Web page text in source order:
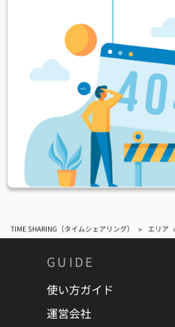
TIME SHARING（タイムシェアリング） エリア
GUIDE
使い方ガイド
運営会社